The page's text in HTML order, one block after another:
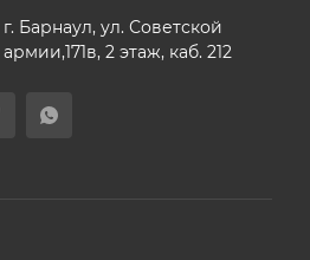
г. Барнаул, ул. Советской
армии,171в, 2 этаж, каб. 212